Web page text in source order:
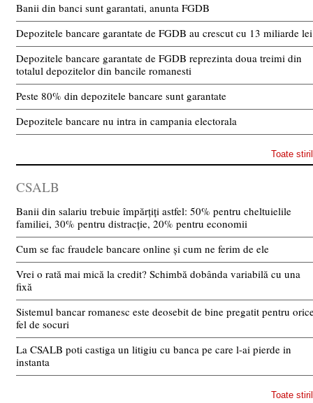
Banii din banci sunt garantati, anunta FGDB
Depozitele bancare garantate de FGDB au crescut cu 13 miliarde lei
Depozitele bancare garantate de FGDB reprezinta doua treimi din
totalul depozitelor din bancile romanesti
Peste 80% din depozitele bancare sunt garantate
Depozitele bancare nu intra in campania electorala
Toate
CSALB
Banii din salariu trebuie împărțiți astfel: 50% pentru cheltuielile
familiei, 30% pentru distracție, 20% pentru economii
Cum se fac fraudele bancare online și cum ne ferim de ele
Vrei o rată mai mică la credit? Schimbă dobânda variabilă cu una
fixă
Sistemul bancar romanesc este deosebit de bine pregatit pentru
fel de socuri
La CSALB poti castiga un litigiu cu banca pe care l-ai pierde in
instanta
Toate